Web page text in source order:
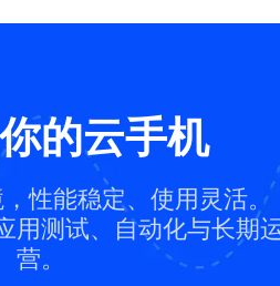
的云手机
性能稳定、使用灵活。
用测试、自动化与长期
营。